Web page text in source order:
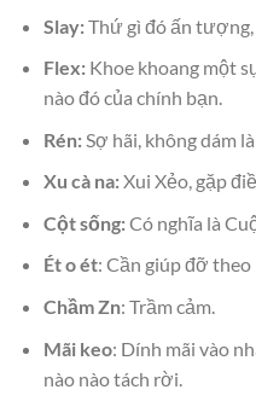
Slay:Thứ gì đó ấn tượng,
Flex:Khoe khoang một
nào đó của chính bạn.
Rén:Sợ hãi, không dám
Xu cà na:Xui Xẻo, gặp
Cột sống:Có nghĩa là
Ét o ét: Cần giúp đỡ theo
Chầm Zn: Trầm cảm.
Mãi keo: Dính mãi vào
nào nào tách rời.